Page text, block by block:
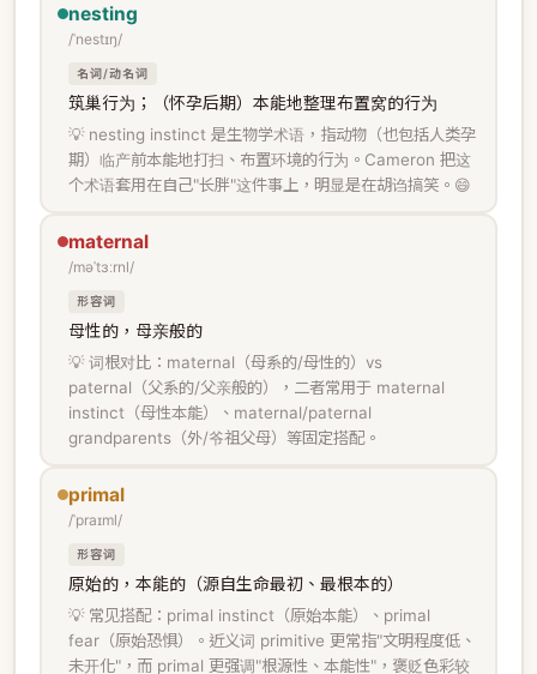
nesting
/ˈnestɪŋ/
名词/动名词
筑巢行为；（怀孕后期）本能地整理布置窝的行为
💡 nesting instinct 是生物学术语，指动物（也包括人类孕
期）临产前本能地打扫、布置环境的行为。Cameron 把这
个术语套用在自己"长胖"这件事上，明显是在胡诌搞笑。😄
maternal
/məˈtɜːrnl/
形容词
母性的，母亲般的
💡 词根对比：maternal（母系的/母性的）vs
paternal（父系的/父亲般的），二者常用于 maternal
instinct（母性本能）、maternal/paternal
grandparents（外/爷祖父母）等固定搭配。
primal
/ˈpraɪml/
形容词
原始的，本能的（源自生命最初、最根本的）
💡 常见搭配：primal instinct（原始本能）、primal
fear（原始恐惧）。近义词 primitive 更常指"文明程度低、
未开化"，而 primal 更强调"根源性、本能性"，褒贬色彩较